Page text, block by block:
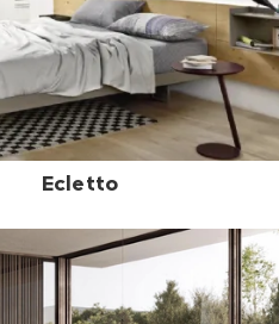
Ecletto